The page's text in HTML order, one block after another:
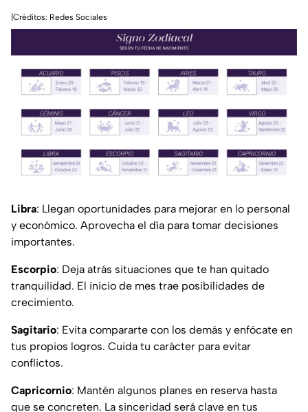
|Créditos: Redes Sociales
Libra: Llegan oportunidades para mejorar en lo personal
y económico. Aprovecha el día para tomar decisiones
importantes.
Escorpio: Deja atrás situaciones que te han quitado
tranquilidad. El inicio de mes trae posibilidades de
crecimiento.
Sagitario: Evita compararte con los demás y enfócate en
tus propios logros. Cuida tu carácter para evitar
conflictos.
Capricornio: Mantén algunos planes en reserva hasta
que se concreten. La sinceridad será clave en tus